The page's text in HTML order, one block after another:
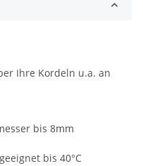
Ihre Kordeln u.a. an
bis 8mm
bis 40°C